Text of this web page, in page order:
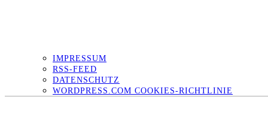
IMPRESSUM
RSS-FEED
DATENSCHUTZ
WORDPRESS.COM COOKIES-RICHTLINIE